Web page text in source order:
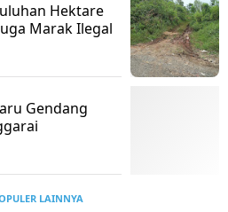
Hektare
Marak Ilegal
Gendang
LAINNYA